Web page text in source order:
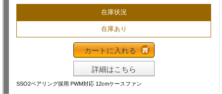
在庫状況
在庫あり
カートに入れる
詳細はこちら
SSO2ベアリング採用 PWM対応 12cmケースファン